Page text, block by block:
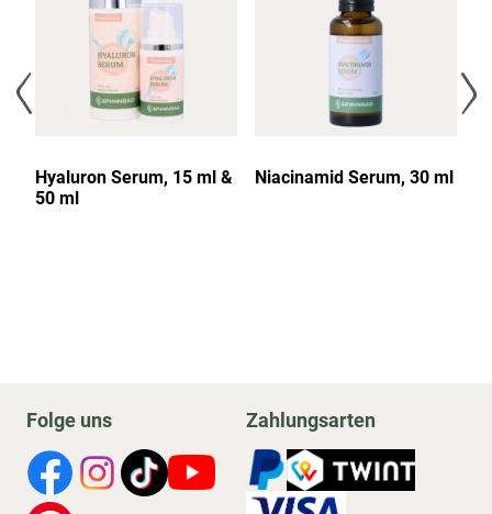
Hyaluron Serum, 15 ml &
50 ml
Niacinamid Serum, 30 ml
Folge uns Zahlungsarten